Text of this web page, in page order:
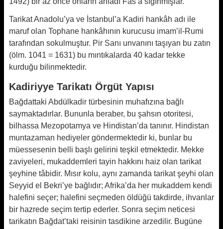
Tarikat Anadolu’ya ve İstanbul’a Kadiri hankâh adı ile
maruf olan Tophane hankâhının kurucusu imam’il-Rumi
tarafından sokulmuştur. Pir Sanı unvanını taşıyan bu zatın
(ölm. 1041 = 1631) bu mıntıkalarda 40 kadar tekke
kurduğu bilinmektedir.
Kadiriyye Tarikatı Örgüt Yapısı
Bağdattaki Abdülkadir türbesinin muhafızına bağlı
saymaktadırlar. Bununla beraber, bu şahsın otoritesi,
bilhassa Mezopotamya ve Hindistan’da tanınır. Hindistan
muntazaman hediyeler göndermektedir ki, bunlar bu
müessesenin belli başlı gelirini teşkil etmektedir. Mekke
zaviyeleri, mukaddemleri tayin hakkını haiz olan tarikat
şeyhine tâbidir. Mısır kolu, aynı zamanda tarikat şeyhi olan
Seyyid el Bekri’ye bağlıdır; Afrika’da her mukaddem kendi
halefini seçer; halefini seçmeden öldüğü takdirde, ihvanlar
bir hazrede seçim tertip ederler. Sonra seçim neticesi
tarikatın Bağdat’taki reisinin tasdikine arzedilir. Bugüne